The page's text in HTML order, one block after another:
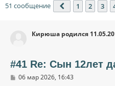
51 сообщение Пред.
1 2 3
Кирюша родился
#41 Re: Сын 12лет
С06 мар 2026, 16:43